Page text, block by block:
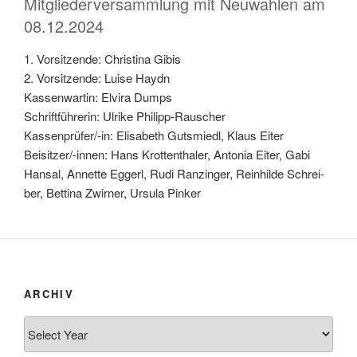
08.12.2024
1. Vor­sit­zen­de: Chris­ti­na Gibis
2. Vor­sit­zen­de: Lui­se Haydn
Kas­sen­war­tin: Elvi­ra Dumps
Schrift­füh­re­rin: Ulri­ke Phil­ipp-Rauscher
Kas­sen­prü­fer/-in: Eli­sa­beth Guts­miedl, Klaus Eiter
Bei­sit­zer/-innen: Hans Krot­ten­tha­ler, Anto­nia Eiter, Gabi
Han­sal, Annet­te Eggerl, Rudi Ranz­in­ger, Rein­hil­de Schrei­
ber, Bet­ti­na Zwir­ner, Ursu­la Pinker
ARCHIV